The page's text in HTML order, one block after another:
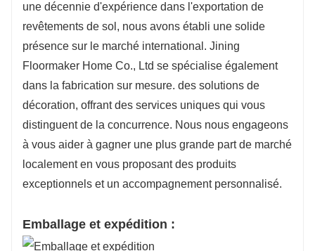
une décennie d'expérience dans l'exportation de
revêtements de sol, nous avons établi une solide
présence sur le marché international. Jining
Floormaker Home Co., Ltd se spécialise également
dans la fabrication sur mesure. des solutions de
décoration, offrant des services uniques qui vous
distinguent de la concurrence. Nous nous engageons
à vous aider à gagner une plus grande part de marché
localement en vous proposant des produits
exceptionnels et un accompagnement personnalisé.
Emballage et expédition :